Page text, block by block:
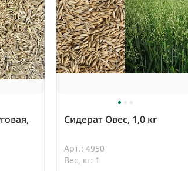
Сидерат Овес, 1,0 кг
Арт.: 4950
Вес, кг: 1